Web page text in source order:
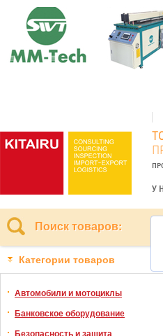
У
Поиск товаров:
Категории товаров
Автомобили и мотоциклы
Банковское оборудование
Безопасность и защита